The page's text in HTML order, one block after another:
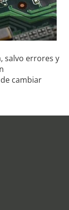
salvo errores y
cambiar